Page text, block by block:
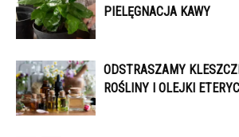
PIELĘGNACJA KAWY
ODSTRASZAMY
ROŚLINY I OLEJKI